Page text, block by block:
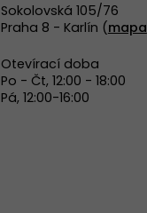
Sokolovská 105/76
Praha 8 - Karlín (mapa
Otevírací doba
Po - Čt, 12:00 - 18:00
Pá, 12:00-16:00